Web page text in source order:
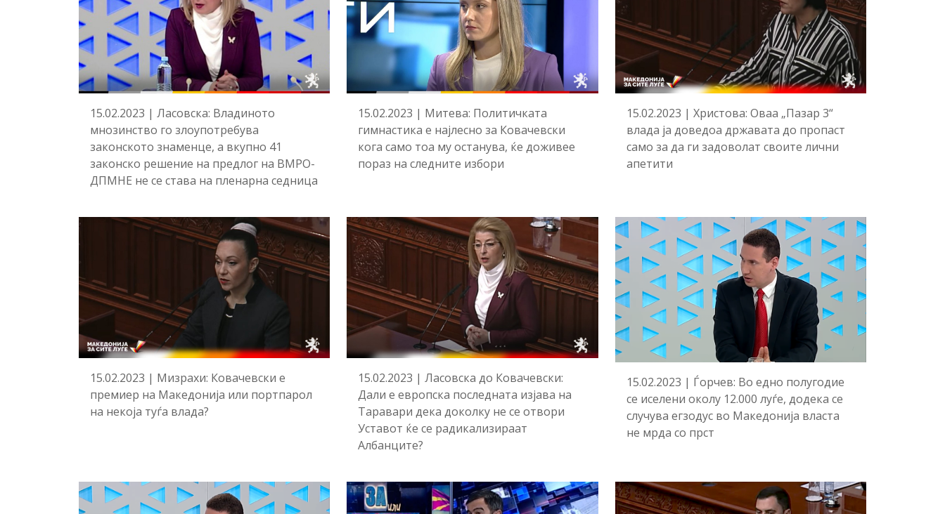
15.02.2023 | Ласовска: Владиното
мнозинство го злоупотребува
законското знаменце, а вкупно 41
законско решение на предлог на ВМРО-
ДПМНЕ не се става на пленарна седница
15.02.2023 | Митева: Политичката
гимнастика е најлесно за Ковачевски
кога само тоа му останува, ќе доживее
пораз на следните избори
15.02.2023 | Христова: Оваа „Пазар 3“
влада ја доведоа државата до пропаст
само за да ги задоволат своите лични
апетити
15.02.2023 | Мизрахи: Ковачевски е
премиер на Македонија или портпарол
на некоја туѓа влада?
15.02.2023 | Ласовска до Ковачевски:
Дали е европска последната изјава на
Таравари дека доколку не се отвори
Уставот ќе се радикализираат
Албанците?
15.02.2023 | Ѓорчев: Во едно полугодие
се иселени околу 12.000 луѓе, додека се
случува егзодус во Македонија власта
не мрда со прст